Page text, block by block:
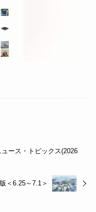
ース・トピックス(2026
＜6.25～7.1＞